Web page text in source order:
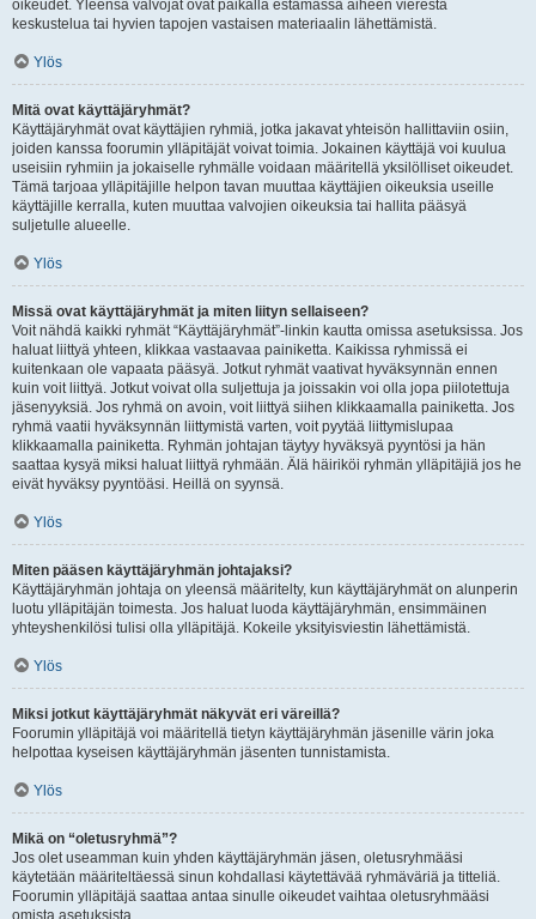
oikeudet. Yleensä valvojat ovat paikalla estämässä aiheen vierestä
keskustelua tai hyvien tapojen vastaisen materiaalin lähettämistä.
Ylös
Mitä ovat käyttäjäryhmät?
Käyttäjäryhmät ovat käyttäjien ryhmiä, jotka jakavat yhteisön hallittaviin osiin,
joiden kanssa foorumin ylläpitäjät voivat toimia. Jokainen käyttäjä voi kuulua
useisiin ryhmiin ja jokaiselle ryhmälle voidaan määritellä yksilölliset oikeudet.
Tämä tarjoaa ylläpitäjille helpon tavan muuttaa käyttäjien oikeuksia useille
käyttäjille kerralla, kuten muuttaa valvojien oikeuksia tai hallita pääsyä
suljetulle alueelle.
Ylös
Missä ovat käyttäjäryhmät ja miten liityn sellaiseen?
Voit nähdä kaikki ryhmät “Käyttäjäryhmät”-linkin kautta omissa asetuksissa. Jos
haluat liittyä yhteen, klikkaa vastaavaa painiketta. Kaikissa ryhmissä ei
kuitenkaan ole vapaata pääsyä. Jotkut ryhmät vaativat hyväksynnän ennen
kuin voit liittyä. Jotkut voivat olla suljettuja ja joissakin voi olla jopa piilotettuja
jäsenyyksiä. Jos ryhmä on avoin, voit liittyä siihen klikkaamalla painiketta. Jos
ryhmä vaatii hyväksynnän liittymistä varten, voit pyytää liittymislupaa
klikkaamalla painiketta. Ryhmän johtajan täytyy hyväksyä pyyntösi ja hän
saattaa kysyä miksi haluat liittyä ryhmään. Älä häiriköi ryhmän ylläpitäjiä jos he
eivät hyväksy pyyntöäsi. Heillä on syynsä.
Ylös
Miten pääsen käyttäjäryhmän johtajaksi?
Käyttäjäryhmän johtaja on yleensä määritelty, kun käyttäjäryhmät on alunperin
luotu ylläpitäjän toimesta. Jos haluat luoda käyttäjäryhmän, ensimmäinen
yhteyshenkilösi tulisi olla ylläpitäjä. Kokeile yksityisviestin lähettämistä.
Ylös
Miksi jotkut käyttäjäryhmät näkyvät eri väreillä?
Foorumin ylläpitäjä voi määritellä tietyn käyttäjäryhmän jäsenille värin joka
helpottaa kyseisen käyttäjäryhmän jäsenten tunnistamista.
Ylös
Mikä on “oletusryhmä”?
Jos olet useamman kuin yhden käyttäjäryhmän jäsen, oletusryhmääsi
käytetään määriteltäessä sinun kohdallasi käytettävää ryhmäväriä ja titteliä.
Foorumin ylläpitäjä saattaa antaa sinulle oikeudet vaihtaa oletusryhmääsi
omista asetuksista.